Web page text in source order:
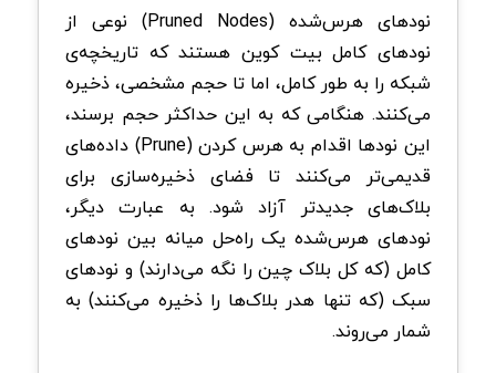
نود‌های هرس‌شده (Pruned Nodes) نوعی از
نود‌های کامل بیت‌ کوین هستند که تاریخچه‌ی
شبکه را به طور کامل، اما تا حجم مشخصی، ذخیره
می‌کنند. هنگامی که به این حداکثر حجم برسند،
این نود‌ها اقدام به هرس کردن (Prune) داده‌های
قدیمی‌تر می‌کنند تا فضای ذخیره‌سازی برای
بلاک‌های جدیدتر آزاد شود. به عبارت دیگر،
نود‌های هرس‌شده یک راه‌حل میانه بین نود‌های
کامل (که کل بلاک‌ چین را نگه می‌دارند) و نود‌های
سبک (که تنها هدر بلاک‌ها را ذخیره می‌کنند) به
شمار می‌روند.